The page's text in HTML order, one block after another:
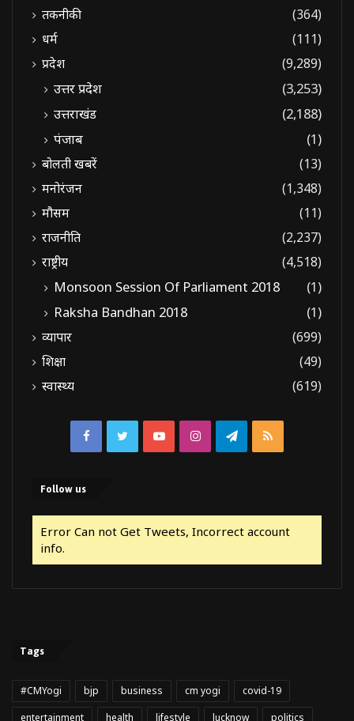
तकनीकी
(364)
धर्म
(111)
प्रदेश
(9,289)
उत्तर प्रदेश
(3,253)
उत्तराखंड
(2,188)
पंजाब
(1)
बोलती खबरें
(13)
मनोरंजन
(1,348)
मौसम
(11)
राजनीति
(2,237)
राष्ट्रीय
(4,518)
Monsoon Session Of Parliament 2018
(1)
Raksha Bandhan 2018
(1)
व्यापार
(699)
शिक्षा
(49)
स्वास्थ्य
(619)
FacebookTwitterYouTubeInstagramTelegram
RSS
Follow us
Error Can not Get Tweets, Incorrect account
info.
Tags
#CMYogi bjp business cm yogi
covid-19
entertainment
health lifestyle lucknow politics